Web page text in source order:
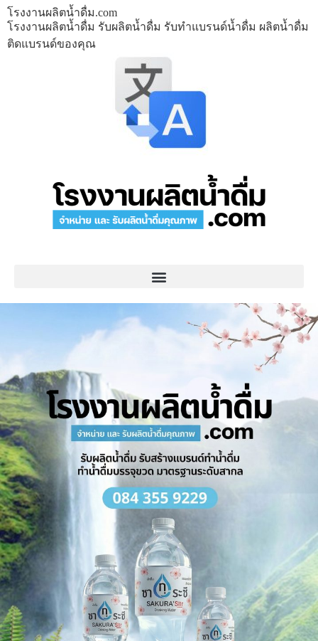
โรงงานผลิตน้ำดื่ม.com
โรงงานผลิตน้ำดื่ม รับผลิตน้ำดื่ม รับทำแบรนด์น้ำดื่ม ผลิตน้ำดื่ม
ติดแบรนด์ของคุณ